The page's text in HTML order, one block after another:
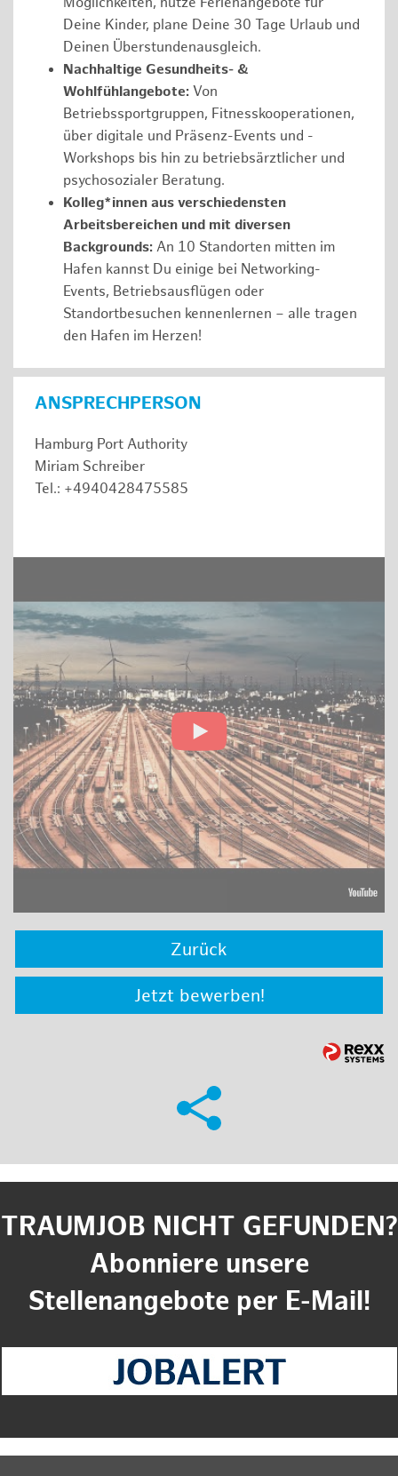
Deine Kinder, plane Deine 30 Tage Urlaub und
Deinen Überstundenausgleich.
Nachhaltige Gesundheits- &
Wohlfühlangebote: Von
Betriebssportgruppen, Fitnesskooperationen,
über digitale und Präsenz-Events und -
Workshops bis hin zu betriebsärztlicher und
psychosozialer Beratung.
Kolleg*innen aus verschiedensten
Arbeitsbereichen und mit diversen
Backgrounds: An 10 Standorten mitten im
Hafen kannst Du einige bei Networking-
Events, Betriebsausflügen oder
Standortbesuchen kennenlernen – alle tragen
den Hafen im Herzen!
ANSPRECHPERSON
Hamburg Port Authority
Miriam Schreiber
Tel.: +4940428475585
Zurück
Jetzt bewerben!
TRAUMJOB NICHT GEFUNDEN?
Abonniere unsere
Stellenangebote per E-Mail!